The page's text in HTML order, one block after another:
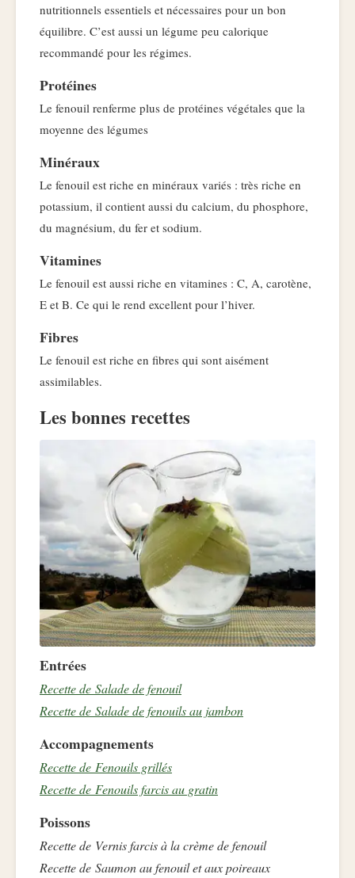
nutritionnels essentiels et nécessaires pour un bon
équilibre. C’est aussi un légume peu calorique
recommandé pour les régimes.
Protéines
Le fenouil renferme plus de protéines végétales que la
moyenne des légumes
Minéraux
Le fenouil est riche en minéraux variés : très riche en
potassium, il contient aussi du calcium, du phosphore,
du magnésium, du fer et sodium.
Vitamines
Le fenouil est aussi riche en vitamines : C, A, carotène,
E et B. Ce qui le rend excellent pour l’hiver.
Fibres
Le fenouil est riche en fibres qui sont aisément
assimilables.
Les bonnes recettes
Entrées
Recette de Salade de fenouil
Recette de Salade de fenouils au jambon
Accompagnements
Recette de Fenouils grillés
Recette de Fenouils farcis au gratin
Poissons
Recette de Vernis farcis à la crème de fenouil
Recette de Saumon au fenouil et aux poireaux